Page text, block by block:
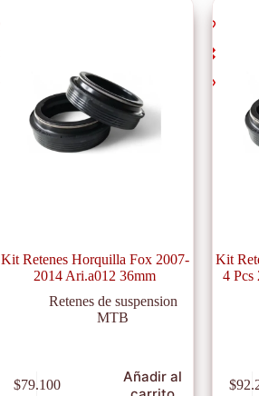
Kit Retenes Horquilla Fox 2007-
2014 Ari.a012 36mm
Retenes de suspension
MTB
$79.100
Añadir al
Kit
4 Pcs
$